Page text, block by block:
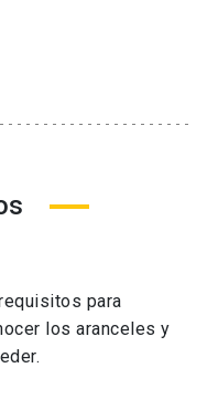
para
los aranceles y